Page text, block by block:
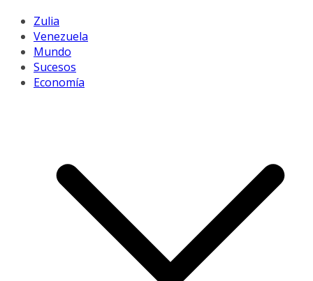
Zulia
Venezuela
Mundo
Sucesos
Economía